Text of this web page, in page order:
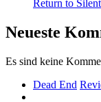
Return to
Neueste
Es sind keine
Dead End